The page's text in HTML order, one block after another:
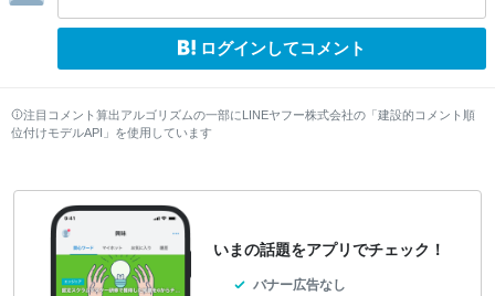
ログインしてコメント
注目コメント算出アルゴリズムの一部にLINEヤフー株式会社の「建設的コメント順
位付けモデルAPI」を使用しています
いまの話題をアプリでチェック！
バナー広告なし